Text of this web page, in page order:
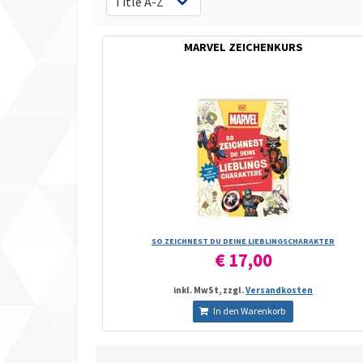
MARVEL ZEICHENKURS
SO ZEICHNEST DU DEINE LIEBLINGSCHARAKTER
€ 17,00
inkl. MwSt, zzgl.Versandkosten
In den Warenkorb